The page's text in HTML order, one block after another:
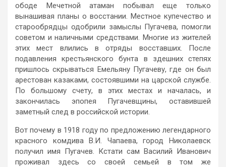
ободе Мечетной атаман побывал еще только
вынашивая планы о восстании. Местное купечество и
старообрядцы одобрили замыслы Пугачева, помогли
советом и наличными средствами. Многие из жителей
этих мест влились в отряды восставших. После
подавления крестьянского бунта в здешних степях
пришлось скрываться Емельяну Пугачеву, где он был
арестован казаками, состоявшими на царской службе.
По большому счету, в этих местах и началась, и
закончилась эпопея Пугачевщины, оставившей
заметный след в российской истории.
Вот почему в 1918 году по предложению легендарного
красного комдива В.И. Чапаева, город Николаевск
получил имя Пугачев. Кстати сам Василий Иванович
проживал здесь со своей семьей в том же